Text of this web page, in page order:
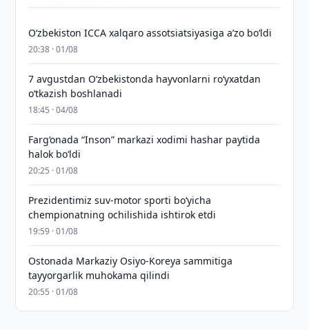
O‘zbekiston ICCA xalqaro assotsiatsiyasiga aʼzo bo‘ldi
20:38 · 01/08
7 avgustdan O‘zbekistonda hayvonlarni ro‘yxatdan
o‘tkazish boshlanadi
18:45 · 04/08
Farg‘onada “Inson” markazi xodimi hashar paytida
halok bo‘ldi
20:25 · 01/08
Prezidentimiz suv-motor sporti bo‘yicha
chempionatning ochilishida ishtirok etdi
19:59 · 01/08
Ostonada Markaziy Osiyo-Koreya sammitiga
tayyorgarlik muhokama qilindi
20:55 · 01/08